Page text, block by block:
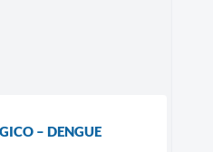
– DENGUE